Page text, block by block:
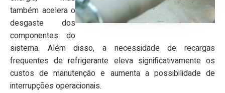
também acelera o
desgaste dos
componentes do
sistema. Além disso, a necessidade de recargas
frequentes de refrigerante eleva significativamente os
custos de manutenção e aumenta a possibilidade de
interrupções operacionais.